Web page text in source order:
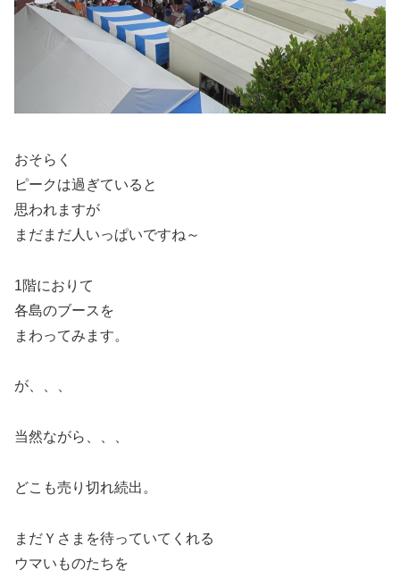
おそらく
ピークは過ぎていると
思われますが
まだまだ人いっぱいですね～
1階におりて
各島のブースを
まわってみます。
が、、、
当然ながら、、、
どこも売り切れ続出。
まだＹさまを待っていてくれる
ウマいものたちを